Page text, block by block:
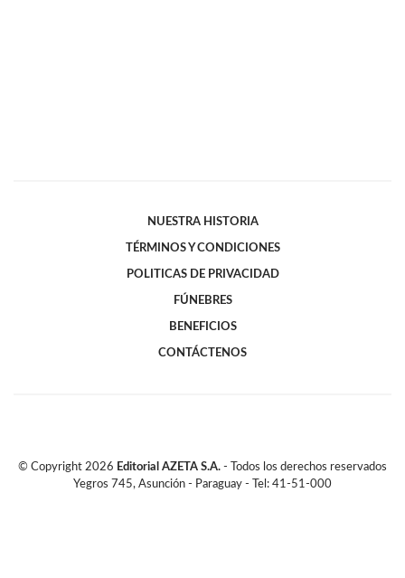
NUESTRA HISTORIA
TÉRMINOS Y CONDICIONES
POLITICAS DE PRIVACIDAD
FÚNEBRES
BENEFICIOS
CONTÁCTENOS
© Copyright 2026 Editorial AZETA S.A. - Todos los derechos reservados
Yegros 745, Asunción - Paraguay - Tel: 41-51-000